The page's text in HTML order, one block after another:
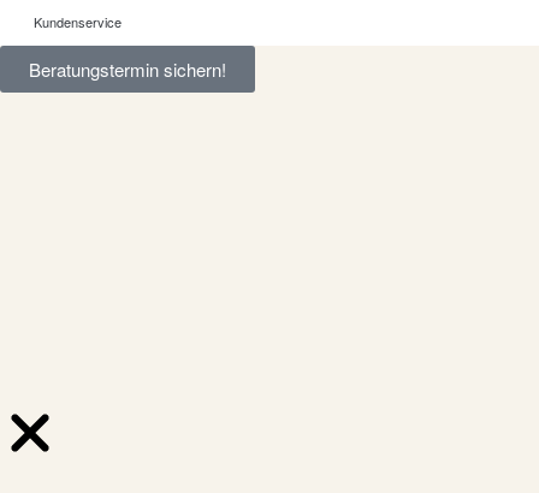
Kundenservice
Beratungstermin sichern!